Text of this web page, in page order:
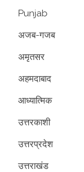
Punjab
अजब-गजब
अमृतसर
अहमदाबाद
आध्यात्मिक
उत्तरकाशी
उत्तरप्रदेश
उत्तराखंड